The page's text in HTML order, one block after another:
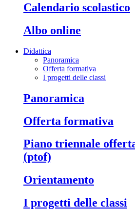
calendario scolastico
albo online
Didattica
Panoramica
Offerta formativa
I progetti delle classi
panoramica
offerta formativa
piano triennale offerta formativa
(ptof)
orientamento
i progetti delle classi